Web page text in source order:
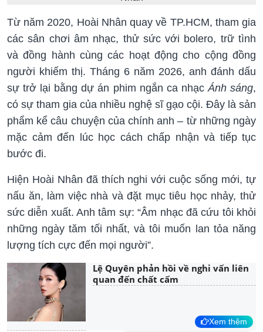
Từ năm 2020, Hoài Nhân quay về TP.HCM, tham gia
các sân chơi âm nhạc, thử sức với bolero, trữ tình
và đồng hành cùng các hoạt động cho cộng đồng
người khiếm thị. Tháng 6 năm 2026, anh đánh dấu
sự trở lại bằng dự án phim ngắn ca nhạc Ánh sáng,
có sự tham gia của nhiều nghệ sĩ gạo cội. Đây là sản
phẩm kể câu chuyện của chính anh – từ những ngày
mặc cảm đến lúc học cách chấp nhận và tiếp tục
bước đi.
Hiện Hoài Nhân đã thích nghi với cuộc sống mới, tự
nấu ăn, làm việc nhà và đặt mục tiêu học nhảy, thử
sức diễn xuất. Anh tâm sự: “Âm nhạc đã cứu tôi khỏi
những ngày tăm tối nhất, và tôi muốn lan tỏa năng
lượng tích cực đến mọi người”.
Lệ Quyên phản hồi về nghi vấn liên
quan đến chất cấm
Xem thêm